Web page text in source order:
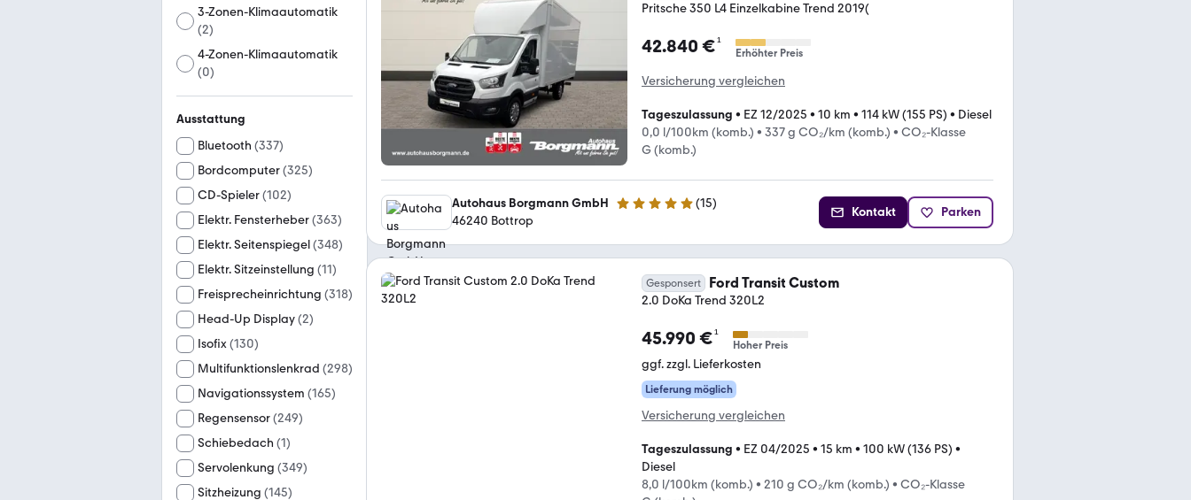
3-Zonen-Klimaautomatik
(2)
4-Zonen-Klimaautomatik
(0)
Ausstattung
Bluetooth (337)
Bordcomputer(325)
CD-Spieler(102)
Elektr. Fensterheber(363)
Elektr. Seitenspiegel(348)
Elektr. Sitzeinstellung (11)
Freisprecheinrichtung (318)
Head-Up Display(2)
Isofix(130)
Multifunktionslenkrad (298)
Navigationssystem (165)
Regensensor(249)
Schiebedach (1)
Servolenkung (349)
Sitzheizung (145)
Pritsche 350 L4 Einzelkabine Trend 2019(
42.840 €¹
Erhöhter Preis
Versicherung vergleichen
Tageszulassung • EZ 12/2025 • 10 km • 114 kW (155 PS) • Diesel
0,0 l/100km (komb.) • 337 g CO₂/km (komb.) • CO₂-Klasse
G (komb.)
Autohaus Borgmann GmbH 4.8 Sterne (15)
46240 Bottrop
Kontakt Parken
Gesponsert Ford Transit Custom
2.0 DoKa Trend 320L2
45.990 €¹
Hoher Preis
ggf. zzgl. Lieferkosten
Lieferung möglich
Versicherung vergleichen
Tageszulassung • EZ 04/2025 • 15 km • 100 kW (136 PS) •
Diesel
8,0 l/100km (komb.) • 210 g CO₂/km (komb.) • CO₂-Klasse